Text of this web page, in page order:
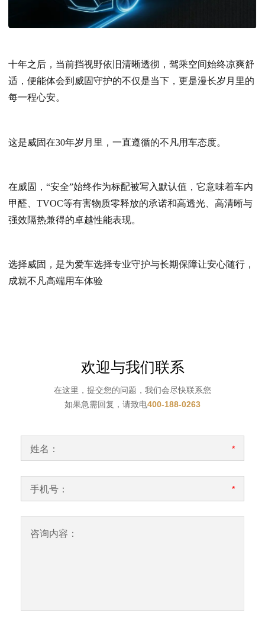
十年之后，当前挡视野依旧清晰透彻，驾乘空间始终凉爽舒
适，便能体会到威固守护的不仅是当下，更是漫长岁月里的
每一程心安。
这是威固在30年岁月里，一直遵循的不凡用车态度。
在威固，“安全”始终作为标配被写入默认值，它意味着车内
甲醛、TVOC等有害物质零释放的承诺和高透光、高清晰与
强效隔热兼得的卓越性能表现。
选择威固 ，是为爱车选择专业守护与长期保障让安心随行，
成就不凡高端用车体验
欢迎与我们联系
在这里，提交您的问题，我们会尽快联系您
如果急需回复，请致电400-188-0263
姓名： *
手机号： *
咨询内容：